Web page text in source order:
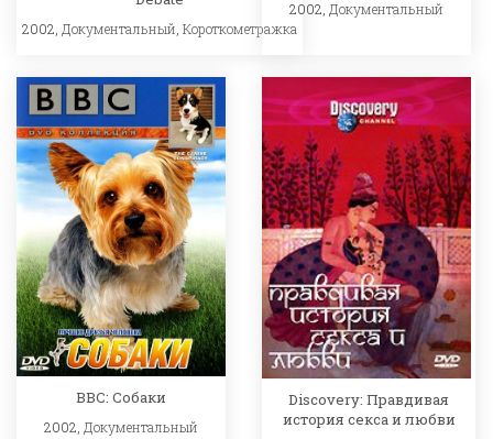
2002, Документальный, Короткометражка
2002,Документальный
BBC: Собаки
2002, Документальный
Discovery: Правдивая
история секса и любви